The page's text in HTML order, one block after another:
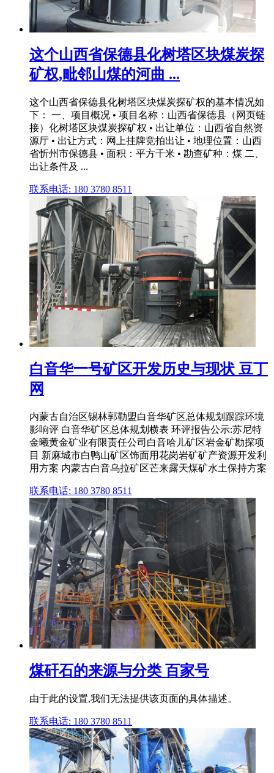
这个山西省保德县化树塔区块煤炭探
矿权,毗邻山煤的河曲 ...
这个山西省保德县化树塔区块煤炭探矿权的基本情况如
下： 一、项目概况 • 项目名称：山西省保德县（网页链
接）化树塔区块煤炭探矿权 • 出让单位：山西省自然资
源厅 • 出让方式：网上挂牌竞拍出让 • 地理位置：山西
省忻州市保德县 • 面积：平方千米 • 勘查矿种：煤 二、
出让条件及 ...
联系电话: 180 3780 8511
白音华一号矿区开发历史与现状 豆丁
网
内蒙古自治区锡林郭勒盟白音华矿区总体规划跟踪环境
影响评 白音华矿区总体规划横表 环评报告公示:苏尼特
金曦黄金矿业有限责任公司白音哈儿矿区岩金矿勘探项
目 新麻城市白鸭山矿区饰面用花岗岩矿矿产资源开发利
用方案 内蒙古白音乌拉矿区芒来露天煤矿水土保持方案
联系电话: 180 3780 8511
煤矸石的来源与分类 百家号
由于此的设置,我们无法提供该页面的具体描述。
联系电话: 180 3780 8511